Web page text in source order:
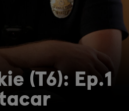
(T6): Ep.1